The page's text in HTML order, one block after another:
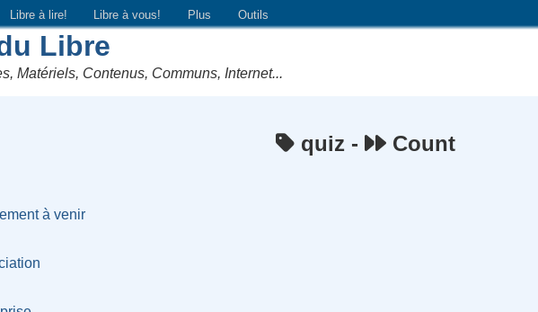
Libre à lire! Libre à vous! Plus Outils
Libre
Matériels, Contenus, Communs, Internet...
quiz - Count
à venir